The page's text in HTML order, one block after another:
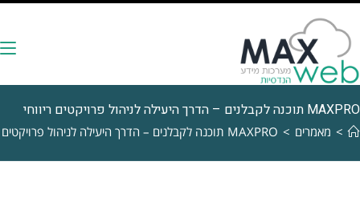
MAXPRO תוכנה לקבלנים – הדרך היעילה לניהול פרויקטים ריווחי
> מאמרים > MAXPRO תוכנה לקבלנים – הדרך היעילה לניהול פרויקטים ריווחי